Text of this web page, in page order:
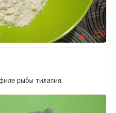
рыбы тилапия.